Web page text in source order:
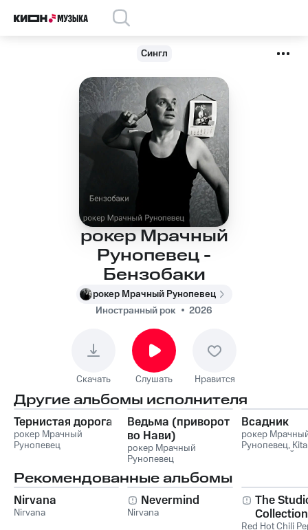
Сингл
рокер Мрачный
Рунопевец -
Бензобаки
рокер Мрачный Рунопевец
Иностранный рок
2026
Скачать Слушать Нравится
Другие альбомы исполнителя
Тернистая дорога
рокер Мрачный
Рунопевец
Ведьма (приворот
во Нави)
рокер Мрачный
Рунопевец
Всадник
рокер
Рунопевец,
Рекомендованные альбомы
Nirvana
Nirvana
Nevermind
Nirvana
The
Collection
Red Hot Chili